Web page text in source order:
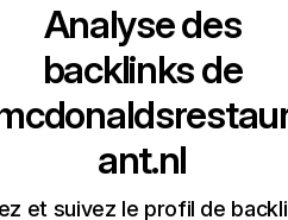
Analyse des
backlinks de
ant.nl
et suivez le profil de